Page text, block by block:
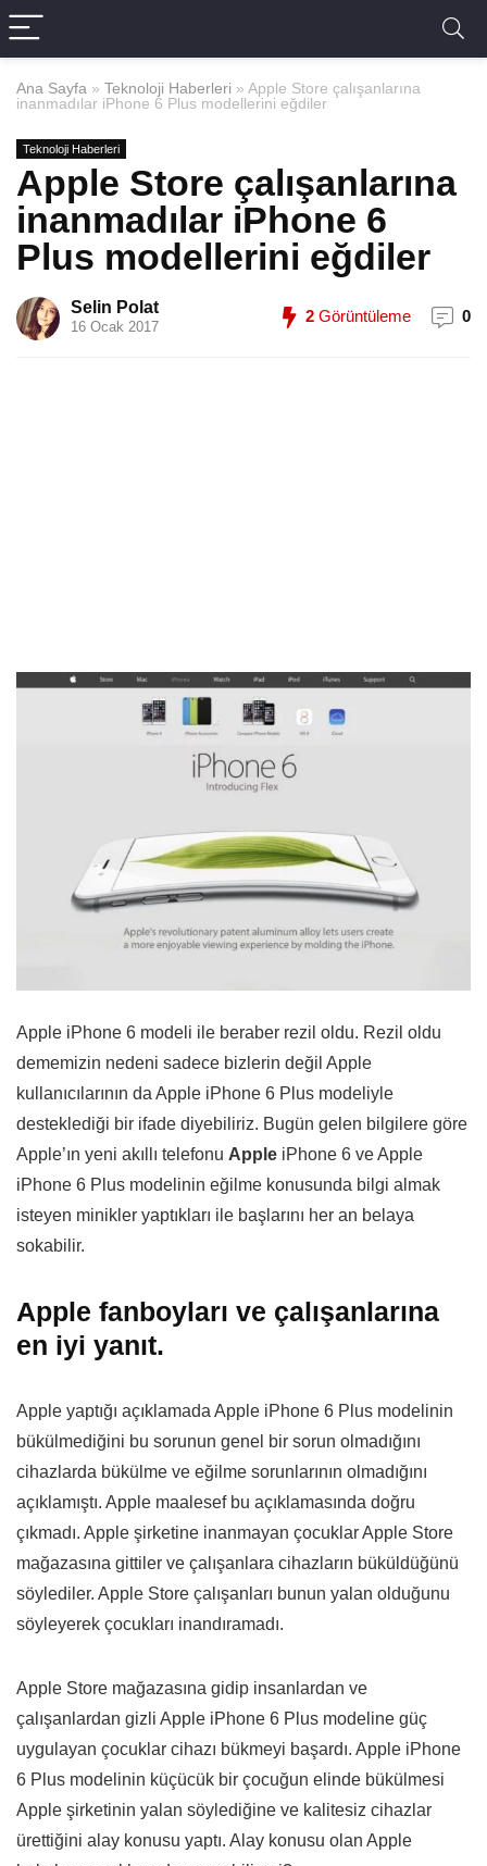
Ana Sayfa » Teknoloji Haberleri » Apple Store çalışanlarına
inanmadılar iPhone 6 Plus modellerini eğdiler
Teknoloji Haberleri
Apple Store çalışanlarına
inanmadılar iPhone 6
Plus modellerini eğdiler
Selin Polat
16 Ocak 2017
2 Görüntüleme 0
Apple iPhone 6 modeli ile beraber rezil oldu. Rezil oldu
dememizin nedeni sadece bizlerin değil Apple
kullanıcılarının da Apple iPhone 6 Plus modeliyle
desteklediği bir ifade diyebiliriz. Bugün gelen bilgilere göre
Apple’ın yeni akıllı telefonu Apple iPhone 6 ve Apple
iPhone 6 Plus modelinin eğilme konusunda bilgi almak
isteyen minikler yaptıkları ile başlarını her an belaya
sokabilir.
Apple fanboyları ve çalışanlarına
en iyi yanıt.
Apple yaptığı açıklamada Apple iPhone 6 Plus modelinin
bükülmediğini bu sorunun genel bir sorun olmadığını
cihazlarda bükülme ve eğilme sorunlarının olmadığını
açıklamıştı. Apple maalesef bu açıklamasında doğru
çıkmadı. Apple şirketine inanmayan çocuklar Apple Store
mağazasına gittiler ve çalışanlara cihazların büküldüğünü
söylediler. Apple Store çalışanları bunun yalan olduğunu
söyleyerek çocukları inandıramadı.
Apple Store mağazasına gidip insanlardan ve
çalışanlardan gizli Apple iPhone 6 Plus modeline güç
uygulayan çocuklar cihazı bükmeyi başardı. Apple iPhone
6 Plus modelinin küçücük bir çocuğun elinde bükülmesi
Apple şirketinin yalan söylediğine ve kalitesiz cihazlar
ürettiğini alay konusu yaptı. Alay konusu olan Apple